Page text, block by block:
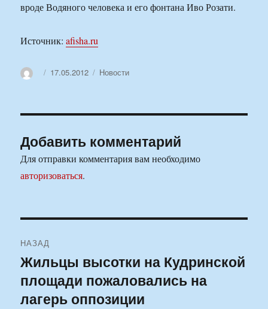
вроде Водяного человека и его фонтана Иво Розати.
Источник:afisha.ru
АвторОпубликовано
17.05.2012 Рубрики
Новости
Добавить комментарий
Для отправки комментария вам необходимо
авторизоваться.
по
записям
НАЗАД
Предыдущая
запись:
Жильцы высотки на Кудринской
площади пожаловались на
лагерь оппозиции